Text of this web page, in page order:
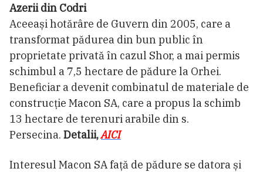
Azerii din Codri
Aceeași hotărâre de Guvern din 2005, care a
transformat pădurea din bun public în
proprietate privată în cazul Shor, a mai permis
schimbul a 7,5 hectare de pădure la Orhei.
Beneficiar a devenit combinatul de materiale de
construcție Macon SA, care a propus la schimb
13 hectare de terenuri arabile din s.
Persecina. Detalii,AICI
Interesul Macon SA față de pădure se datora și